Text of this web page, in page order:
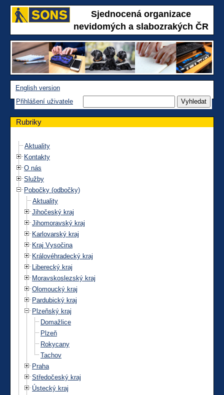
Sjednocená organizace
nevidomých a slabozrakých ČR
English version
Přihlášení uživatele
Rubriky
Aktuality
Kontakty
O nás
Služby
Pobočky (odbočky)
Aktuality
Jihočeský kraj
Jihomoravský kraj
Karlovarský kraj
Kraj Vysočina
Královéhradecký kraj
Liberecký kraj
Moravskoslezský kraj
Olomoucký kraj
Pardubický kraj
Plzeňský kraj
Domažlice
Plzeň
Rokycany
Tachov
Praha
Středočeský kraj
Ústecký kraj